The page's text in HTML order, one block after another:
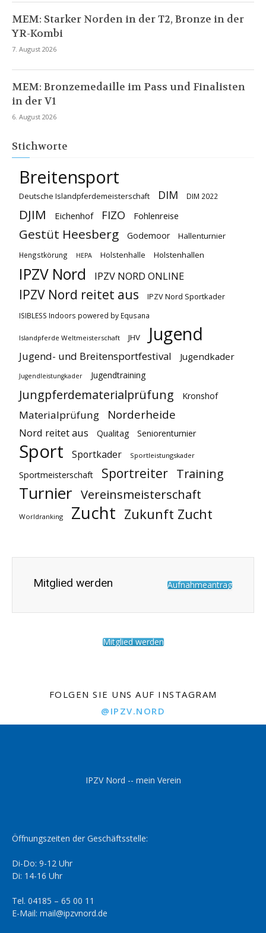
MEM: Starker Norden in der T2, Bronze in der
YR-Kombi
7. August 2026
MEM: Bronzemedaille im Pass und Finalisten
in der V1
6. August 2026
Stichworte
Breitensport
Deutsche Islandpferdemeisterschaft DIM DIM 2022
DJIM Eichenhof FIZO Fohlenreise
Gestüt Heesberg Godemoor Hallenturnier
Hengstkörung HEPA Holstenhalle Holstenhallen
IPZV Nord IPZV NORD ONLINE
IPZV Nord reitet aus IPZV Nord Sportkader
ISIBLESS Indoors powered by Equsana
Islandpferde Weltmeisterschaft JHV Jugend
Jugend- und Breitensportfestival Jugendkader
Jugendleistungkader Jugendtraining
Jungpferdematerialprüfung Kronshof
Materialprüfung Norderheide
Nord reitet aus Qualitag Seniorenturnier
Sport Sportkader Sportleistungskader
Sportmeisterschaft Sportreiter Training
Turnier Vereinsmeisterschaft
Worldranking Zucht Zukunft Zucht
Mitglied werden Aufnahmeantrag
Mitglied werden
FOLGEN SIE UNS AUF INSTAGRAM
@IPZV.NORD
IPZV Nord -- mein Verein
Öffnungszeiten der Geschäftsstelle:
Di-Do: 9-12 Uhr
Di: 14-16 Uhr
Tel. 04185 – 65 00 11
E-Mail: mail@ipzvnord.de